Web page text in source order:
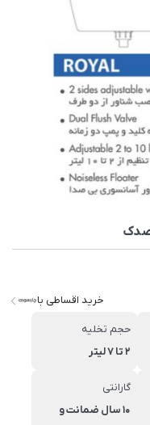
خرید اقساطی با
حجم تخلیه
2 تا 7 لیتر
گارانتی
10 سال ضمانت و